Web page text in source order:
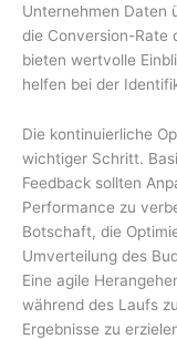
Unternehmen Daten
die Conversion-Rate
bieten wertvolle
helfen bei der
Die kontinuierliche
wichtiger Schritt.
Feedback sollten
Performance zu
Botschaft, die
Umverteilung des
Eine agile
während des Laufs
Ergebnisse zu